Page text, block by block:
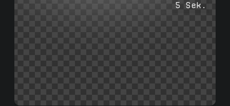
5 Sek.